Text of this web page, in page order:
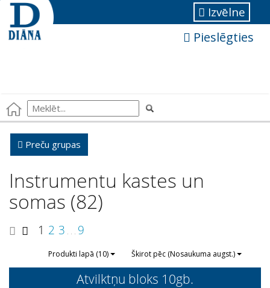
Izvēlne
Pieslēgties
Preču grupas
Instrumentu kastes un
somas (82)
1 2 3 . . . 9
Produkti lapā (10) Škirot pēc (Nosaukuma augst.)
Atvilktņu bloks 10gb.